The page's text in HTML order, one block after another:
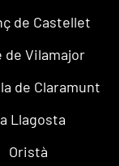
de Castellet
de Vilamajor
de Claramunt
Llagosta
Oristà